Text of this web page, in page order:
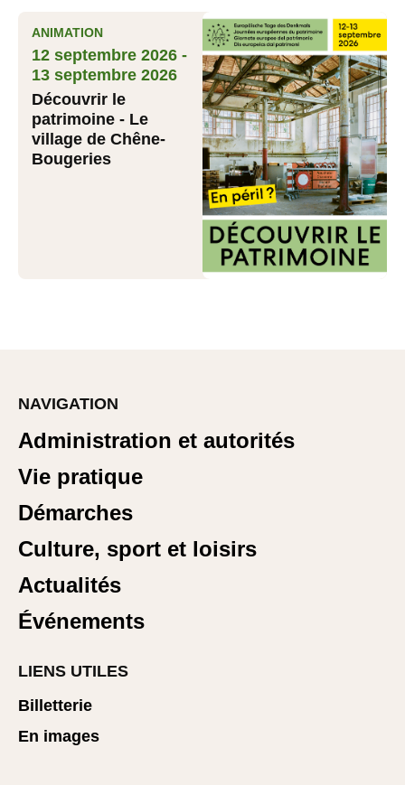
Découvrir le
patrimoine - Le
village de Chêne-
Bougeries
12 septembre 2026 -
13 septembre 2026
ANIMATION
NAVIGATION
Administration et autorités
Vie pratique
Démarches
Culture, sport et loisirs
Actualités
Événements
LIENS UTILES
Billetterie
En images